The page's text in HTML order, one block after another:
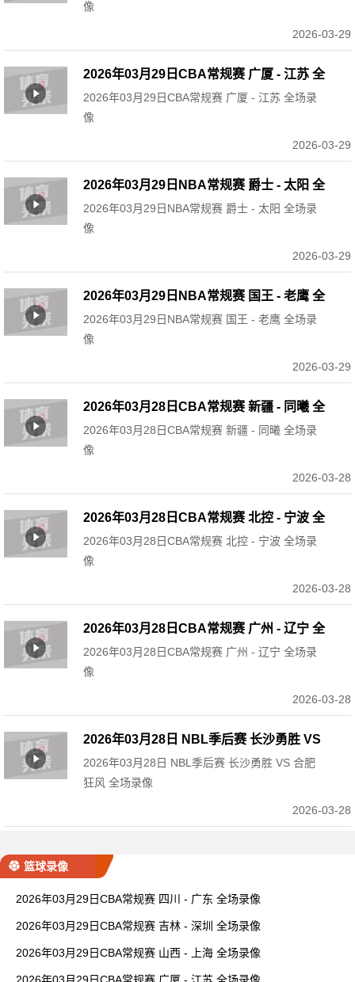
像
2026-03-29
2026年03月29日CBA常规赛 广厦 - 江苏 全
场录像
2026年03月29日CBA常规赛 广厦 - 江苏 全场录
像
2026-03-29
2026年03月29日NBA常规赛 爵士 - 太阳 全
场录像
2026年03月29日NBA常规赛 爵士 - 太阳 全场录
像
2026-03-29
2026年03月29日NBA常规赛 国王 - 老鹰 全
场录像
2026年03月29日NBA常规赛 国王 - 老鹰 全场录
像
2026-03-29
2026年03月28日CBA常规赛 新疆 - 同曦 全
场录像
2026年03月28日CBA常规赛 新疆 - 同曦 全场录
像
2026-03-28
2026年03月28日CBA常规赛 北控 - 宁波 全
场录像
2026年03月28日CBA常规赛 北控 - 宁波 全场录
像
2026-03-28
2026年03月28日CBA常规赛 广州 - 辽宁 全
场录像
2026年03月28日CBA常规赛 广州 - 辽宁 全场录
像
2026-03-28
2026年03月28日 NBL季后赛 长沙勇胜 VS
合肥狂风 全场录像
2026年03月28日 NBL季后赛 长沙勇胜 VS 合肥
狂风 全场录像
2026-03-28
篮球录像
2026年03月29日CBA常规赛 四川 - 广东 全场录像
2026年03月29日CBA常规赛 吉林 - 深圳 全场录像
2026年03月29日CBA常规赛 山西 - 上海 全场录像